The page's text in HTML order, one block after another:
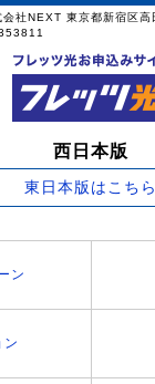
西日本版
東日本版はこちら
ン
ン